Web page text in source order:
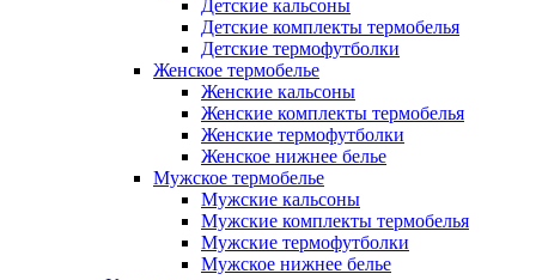
Детские кальсоны
Детские комплекты термобелья
Детские термофутболки
Женское термобелье
Женские кальсоны
Женские комплекты термобелья
Женские термофутболки
Женское нижнее белье
Мужское термобелье
Мужские кальсоны
Мужские комплекты термобелья
Мужские термофутболки
Мужское нижнее белье